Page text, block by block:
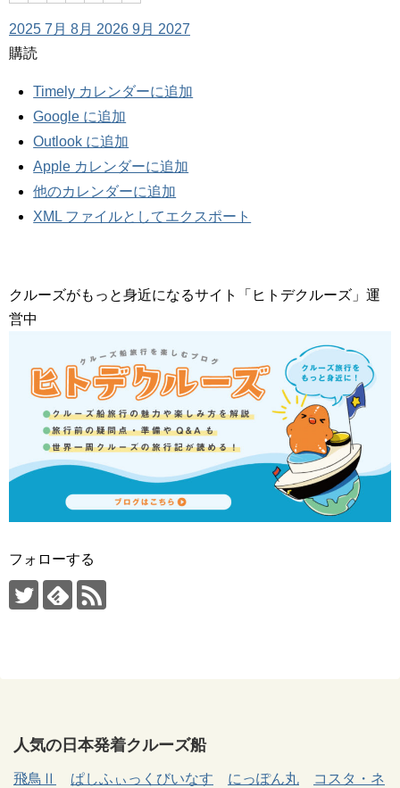
2025 7月 8月 2026 9月 2027
購読
Timely カレンダーに追加
Google に追加
Outlook に追加
Apple カレンダーに追加
他のカレンダーに追加
XML ファイルとしてエクスポート
クルーズがもっと身近になるサイト「ヒトデクルーズ」運
営中
フォローする
人気の日本発着クルーズ船
飛鳥Ⅱ ぱしふぃっくびいなす にっぽん丸
コスタ・ネ